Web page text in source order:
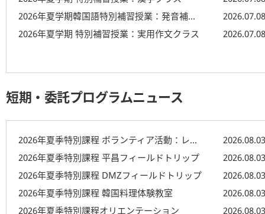
2026年夏学期韓国語特別補習授業：発音補習クラス
2026.07.08
2026年夏学期 特別補習授業：実用作文クラス
2026.07.08
短期・委託プログラムニュース
2026年夏季特別課程 ボランティア活動：レクリエーション
2026.08.03
2026年夏季特別課程 平昌フィールドトリップ
2026.08.03
2026年夏季特別課程 DMZフィールドトリップ
2026.08.03
2026年夏季特別課程 韓国料理体験教室
2026.08.03
2026年夏季特別課程オリエンテーション
2026.08.03